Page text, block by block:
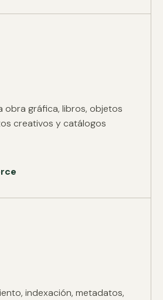
obra gráfica, libros, objetos
creativos y catálogos
indexación, metadatos,